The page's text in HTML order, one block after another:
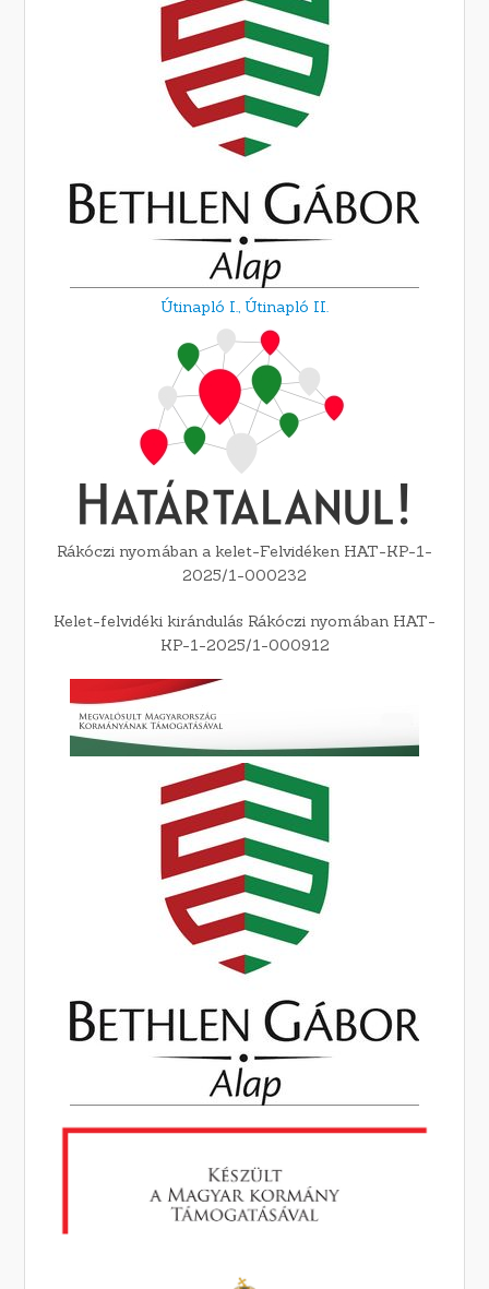
Útinapló I., Útinapló II.
Rákóczi nyomában a kelet-Felvidéken HAT-KP-1-
2025/1-000232
Kelet-felvidéki kirándulás Rákóczi nyomában HAT-
KP-1-2025/1-000912